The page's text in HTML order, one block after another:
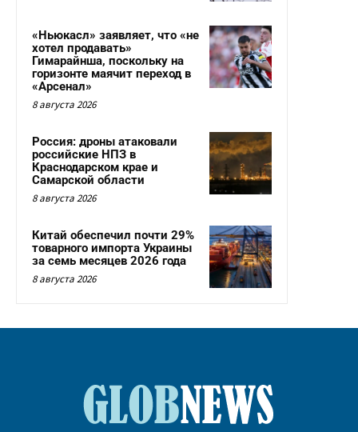
«Ньюкасл» заявляет, что «не
хотел продавать»
Гимарайнша, поскольку на
горизонте маячит переход в
«Арсенал»
8 августа 2026
Россия: дроны атаковали
российские НПЗ в
Краснодарском крае и
Самарской области
8 августа 2026
Китай обеспечил почти 29%
товарного импорта Украины
за семь месяцев 2026 года
8 августа 2026